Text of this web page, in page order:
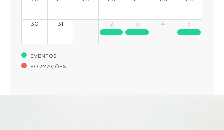
30 31 1 2 3 4 5
EVENTOS
FORMAÇÕES